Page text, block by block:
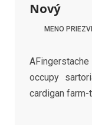
Nový
MENO
occupy
cardigan farm-